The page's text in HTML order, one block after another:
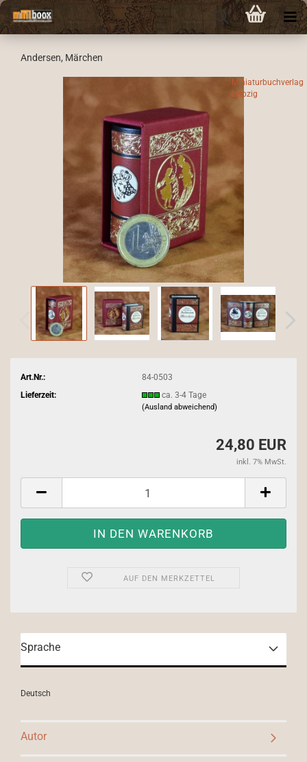
Andersen, Märchen
Miniaturbuchverlag
Leipzig
Art.Nr.:
84-0503
Lieferzeit:
ca. 3-4 Tage
(Ausland abweichend)
24,80 EUR
inkl. 7% MwSt.
AUF DEN MERKZETTEL
Sprache
Deutsch
Autor